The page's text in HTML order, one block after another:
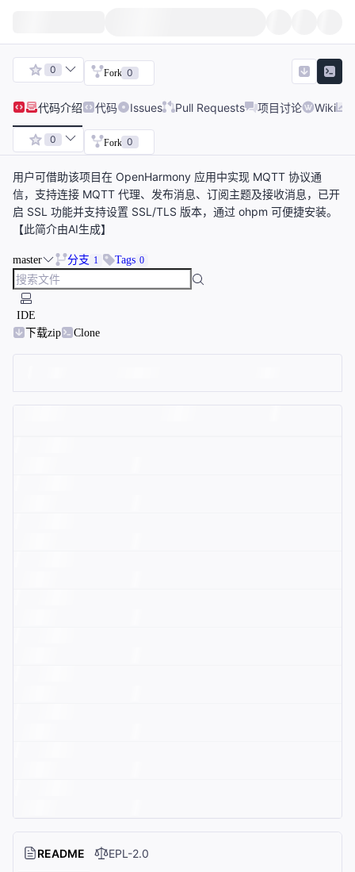
0 Fork 0
代码介绍 代码 Issues Pull Requests 项目讨论 Wiki
0 Fork 0
用户可借助该项目在 OpenHarmony 应用中实现 MQTT 协议通
信，支持连接 MQTT 代理、发布消息、订阅主题及接收消息，已开
启 SSL 功能并支持设置 SSL/TLS 版本，通过 ohpm 可便捷安装。
【此简介由AI生成】
master 分支 1 Tags 0
IDE
下载zip
Clone
README EPL-2.0